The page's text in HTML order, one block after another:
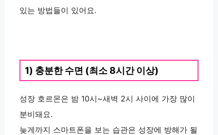
있는 방법들이 있어요.
1) 충분한 수면 (최소 8시간 이상)
성장 호르몬은 밤 10시~새벽 2시 사이에 가장 많이
분비돼요.
늦게까지 스마트폰을 보는 습관은 성장에 방해가 될